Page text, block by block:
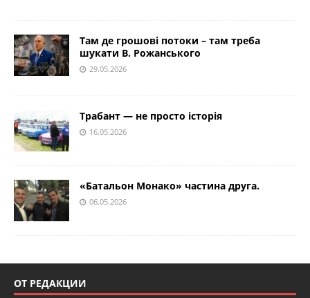
Там де грошові потоки – там треба
шукати В. Рожанського
29.05.2026
Трабант — не просто історія
16.05.2026
«Батальон Монако» частина друга.
06.05.2026
ОТ РЕДАКЦИИ